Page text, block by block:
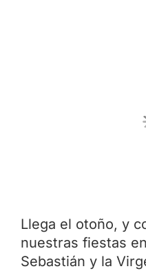
Llega el otoño, y
nuestras fiestas
Sebastián y la